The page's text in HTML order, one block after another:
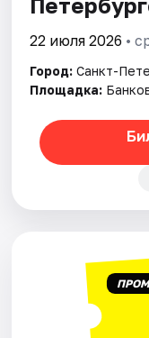
22 июля 2026 •
Город: Санкт-
Площадка: